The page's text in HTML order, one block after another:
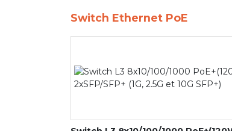
Switch Ethernet PoE